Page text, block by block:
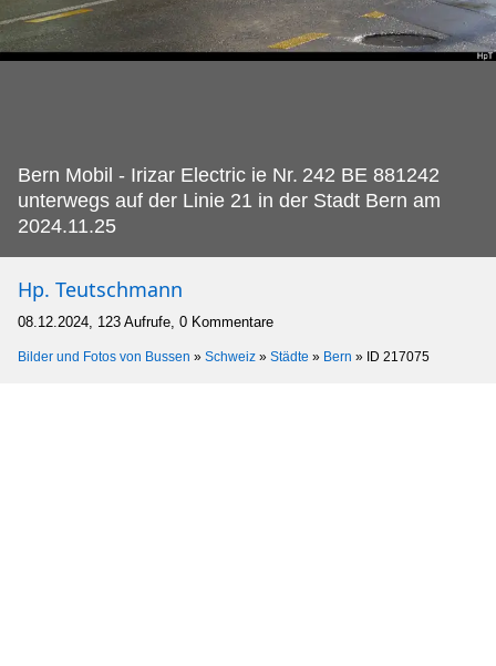
Bern Mobil - Irizar Electric ie Nr. 242 BE 881242
unterwegs auf der Linie 21 in der Stadt Bern am
2024.11.25
Hp. Teutschmann
08.12.2024, 123 Aufrufe, 0 Kommentare
Bilder und Fotos von Bussen » Schweiz » Städte » Bern » ID 217075